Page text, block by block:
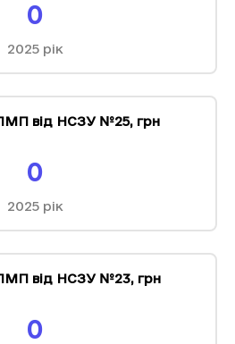
0
2025рік
від НСЗУ №25, грн
0
2025рік
від НСЗУ №23, грн
0